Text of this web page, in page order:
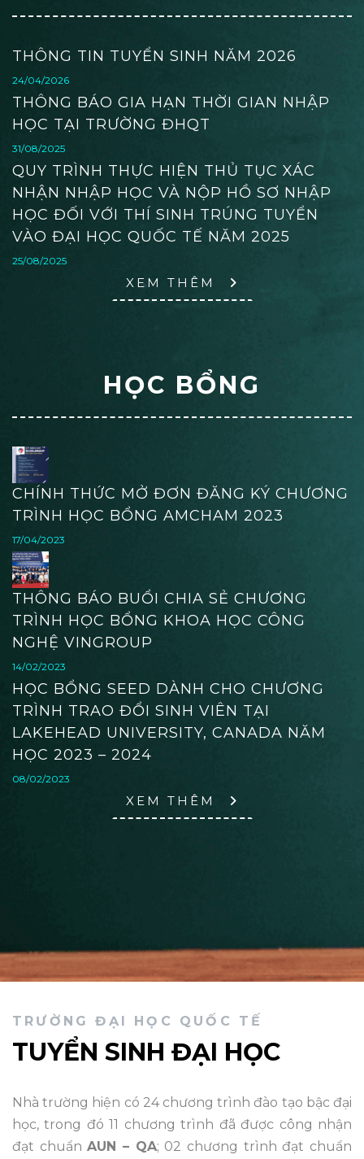
THÔNG TIN TUYỂN SINH NĂM 2026
24/04/2026
THÔNG BÁO GIA HẠN THỜI GIAN NHẬP
HỌC TẠI TRƯỜNG ĐHQT
31/08/2025
QUY TRÌNH THỰC HIỆN THỦ TỤC XÁC
NHẬN NHẬP HỌC VÀ NỘP HỒ SƠ NHẬP
HỌC ĐỐI VỚI THÍ SINH TRÚNG TUYỂN
VÀO ĐẠI HỌC QUỐC TẾ NĂM 2025
25/08/2025
XEM THÊM
HỌC BỔNG
CHÍNH THỨC MỞ ĐƠN ĐĂNG KÝ CHƯƠNG
TRÌNH HỌC BỔNG AMCHAM 2023
17/04/2023
THÔNG BÁO BUỔI CHIA SẺ CHƯƠNG
TRÌNH HỌC BỔNG KHOA HỌC CÔNG
NGHỆ VINGROUP
14/02/2023
HỌC BỔNG SEED DÀNH CHO CHƯƠNG
TRÌNH TRAO ĐỔI SINH VIÊN TẠI
LAKEHEAD UNIVERSITY, CANADA NĂM
HỌC 2023 – 2024
08/02/2023
XEM THÊM
TRƯỜNG ĐẠI HỌC QUỐC TẾ
TUYỂN SINH ĐẠI HỌC
Nhà trường hiện có 24 chương trình đào tạo bậc đại
học, trong đó 11 chương trình đã được công nhận
đạt chuẩnAUN – QA; 02 chương trình đạt chuẩn